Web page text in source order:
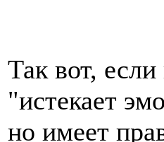
Так вот,
"истекает
но имеет